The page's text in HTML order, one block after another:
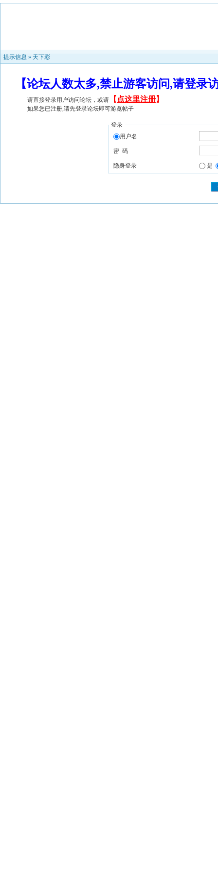
提示信息 » 天下彩
【论坛人数太多,禁止游客访问,请登
请直接登录用户访问论坛，或请 【 点这里注册】
如果您已注册,请先登录论坛即可游览帖子
登录
用户名
密 码
隐身登录 是